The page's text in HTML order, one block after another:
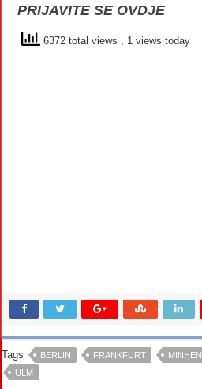
PRIJAVITE SE OVDJE
6372 total views , 1 views today
Tags BERLIN FRANKFURT MINHEN
ULM